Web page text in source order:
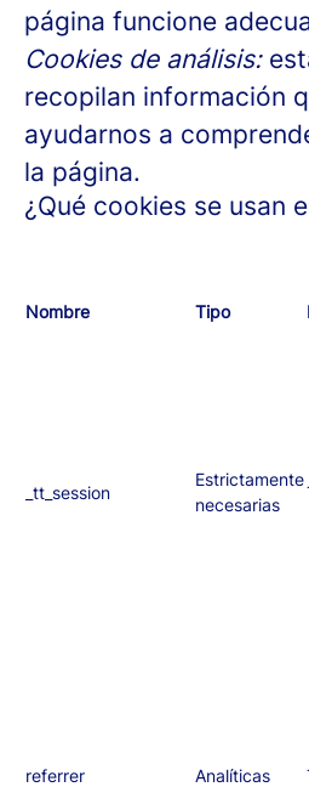
página funcione
Cookies de análisis:
recopilan información
ayudarnos a
la página.
¿Qué cookies se usan
Nombre Tipo
_tt_session
Estrictamente
necesarias
referrer Analíticas